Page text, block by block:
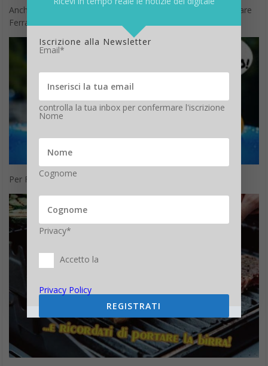
Anche i nostri amici a quattro zampe sono pronti a festeggiare
Ferragosto.
Per Ferragosto non ti dimenticare la birra!
Iscrizione alla Newsletter
Email*
controlla la tua inbox per confermare l'iscrizione
Nome
Cognome
Privacy*
Accetto la
Privacy Policy
REGISTRATI